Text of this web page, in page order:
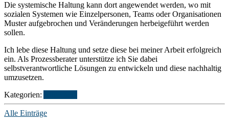
Die systemische Haltung kann dort angewendet werden, wo mit
sozialen Systemen wie Einzelpersonen, Teams oder Organisationen
Muster aufgebrochen und Veränderungen herbeigeführt werden
sollen.
Ich lebe diese Haltung und setze diese bei meiner Arbeit erfolgreich
ein. Als Prozessberater unterstütze ich Sie dabei
selbstverantwortliche Lösungen zu entwickeln und diese nachhaltig
umzusetzen.
Kategorien:
Alle Einträge